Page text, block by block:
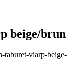
beige/brun
taburet-viarp-beige-